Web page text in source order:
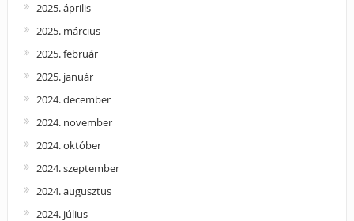
2025. április
2025. március
2025. február
2025. január
2024. december
2024. november
2024. október
2024. szeptember
2024. augusztus
2024. július